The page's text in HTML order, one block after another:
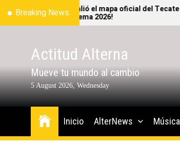
Breaking News¡Ya salió el mapa oficial del Tecate
Emblema 2026!
Actitud Alterna
Mueve tu mundo al cambio
5 August 2026, Wednesday
Inicio AlterNews Música